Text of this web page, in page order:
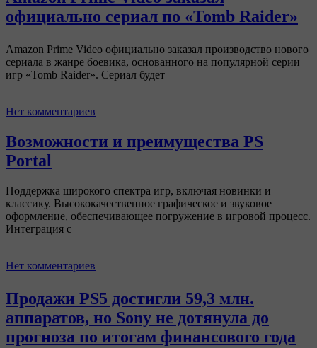
официально сериал по «Tomb Raider»
Amazon Prime Video официально заказал производство нового
сериала в жанре боевика, основанного на популярной серии
игр «Tomb Raider». Сериал будет
Нет комментариев
Возможности и преимущества PS
Portal
Поддержка широкого спектра игр, включая новинки и
классику. Высококачественное графическое и звуковое
оформление, обеспечивающее погружение в игровой процесс.
Интеграция с
Нет комментариев
Продажи PS5 достигли 59,3 млн.
аппаратов, но Sony не дотянула до
прогноза по итогам финансового года